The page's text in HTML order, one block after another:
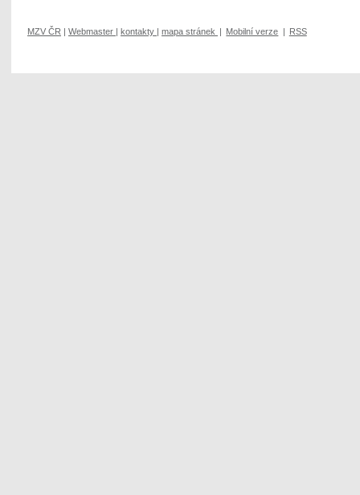
MZV ČR | Webmaster | kontakty | mapa stránek | Mobilní verze | RSS